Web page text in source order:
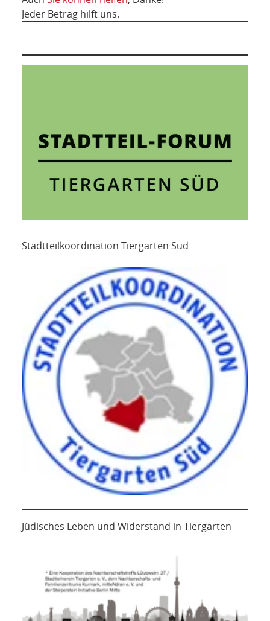
Jeder Betrag hilft uns.
Stadtteilkoordination Tiergarten Süd
Jüdisches Leben und Widerstand in Tiergarten